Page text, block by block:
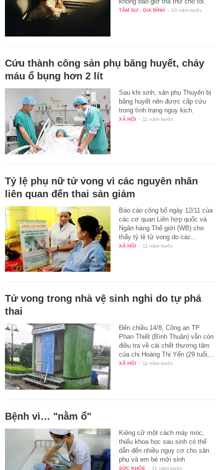
TÂM SỰ - GIA ĐÌNH - 10 năm trước
Cứu thành công sản phụ băng huyết, chảy
máu ổ bụng hơn 2 lít
Sau khi sinh, sản phụ Thuyên bị
băng huyết nên được cấp cứu
trong tình trạng nguy kịch.
XÃ HỘI - 11 năm trước
Tỷ lệ phụ nữ tử vong vì các nguyên nhân
liên quan đến thai sản giảm
Báo cáo công bố ngày 12/11 của
các cơ quan Liên hợp quốc và
Ngân hàng Thế giới (WB) cho
thấy tỷ lệ tử vong do các…
XÃ HỘI - 11 năm trước
Tử vong trong nhà vệ sinh nghi do tự phá
thai
Đến chiều 14/8, Công an TP
Phan Thiết (Bình Thuận) vẫn còn
điều tra về cái chết thương tâm
của chị Hoàng Thị Yến (29 tuổi,…
XÃ HỘI - 11 năm trước
Bệnh vì… "nằm ổ"
Kiêng cữ một cách máy móc,
thiếu khoa học sau sinh có thể
dẫn đến nhiều nguy cơ cho sản
phụ và em bé mới sinh
SỨC KHỎE - 11 năm trước